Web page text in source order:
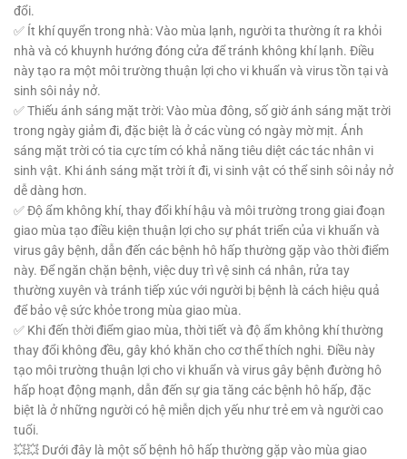
đổi.
✅ Ít khí quyển trong nhà: Vào mùa lạnh, người ta thường ít ra khỏi
nhà và có khuynh hướng đóng cửa để tránh không khí lạnh. Điều
này tạo ra một môi trường thuận lợi cho vi khuẩn và virus tồn tại và
sinh sôi nảy nở.
✅ Thiếu ánh sáng mặt trời: Vào mùa đông, số giờ ánh sáng mặt trời
trong ngày giảm đi, đặc biệt là ở các vùng có ngày mờ mịt. Ánh
sáng mặt trời có tia cực tím có khả năng tiêu diệt các tác nhân vi
sinh vật. Khi ánh sáng mặt trời ít đi, vi sinh vật có thể sinh sôi nảy nở
dễ dàng hơn.
✅ Độ ẩm không khí, thay đổi khí hậu và môi trường trong giai đoạn
giao mùa tạo điều kiện thuận lợi cho sự phát triển của vi khuẩn và
virus gây bệnh, dẫn đến các bệnh hô hấp thường gặp vào thời điểm
này. Để ngăn chặn bệnh, việc duy trì vệ sinh cá nhân, rửa tay
thường xuyên và tránh tiếp xúc với người bị bệnh là cách hiệu quả
để bảo vệ sức khỏe trong mùa giao mùa.
✅ Khi đến thời điểm giao mùa, thời tiết và độ ẩm không khí thường
thay đổi không đều, gây khó khăn cho cơ thể thích nghi. Điều này
tạo môi trường thuận lợi cho vi khuẩn và virus gây bệnh đường hô
hấp hoạt động mạnh, dẫn đến sự gia tăng các bệnh hô hấp, đặc
biệt là ở những người có hệ miễn dịch yếu như trẻ em và người cao
tuổi.
💥💥 Dưới đây là một số bệnh hô hấp thường gặp vào mùa giao